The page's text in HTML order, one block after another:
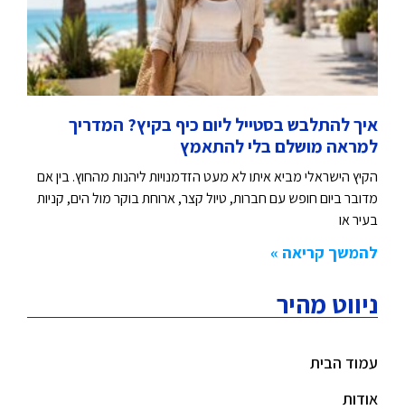
איך להתלבש בסטייל ליום כיף בקיץ? המדריך
למראה מושלם בלי להתאמץ
הקיץ הישראלי מביא איתו לא מעט הזדמנויות ליהנות מהחוץ. בין אם
מדובר ביום חופש עם חברות, טיול קצר, ארוחת בוקר מול הים, קניות
בעיר או
להמשך קריאה »
ניווט מהיר
עמוד הבית
אודות